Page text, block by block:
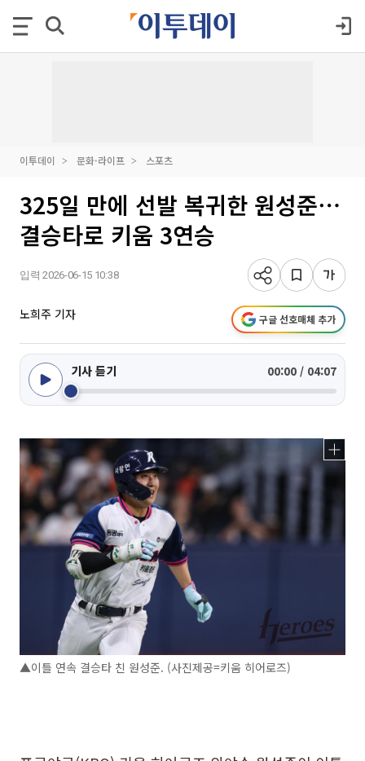
이투데이 문화·라이프 스포츠
325일 만에 선발 복귀한 원성준⋯
결승타로 키움 3연승
입력 2026-06-15 10:38
노희주 기자 구글 선호매체 추가
기사 듣기 00:00 / 04:07
▲이틀 연속 결승타 친 원성준. (사진제공=키움 히어로즈)